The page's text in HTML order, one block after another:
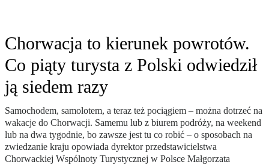
Chorwacja to kierunek powrotów.
Co piąty turysta z Polski odwiedził
ją siedem razy
Samochodem, samolotem, a teraz też pociągiem – można dotrzeć na
wakacje do Chorwacji. Samemu lub z biurem podróży, na weekend
lub na dwa tygodnie, bo zawsze jest tu co robić – o sposobach na
zwiedzanie kraju opowiada dyrektor przedstawicielstwa
Chorwackiej Wspólnoty Turystycznej w Polsce Małgorzata